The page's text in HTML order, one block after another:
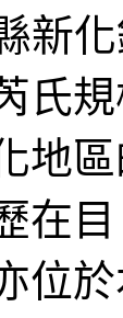
新
氏
地
在
位